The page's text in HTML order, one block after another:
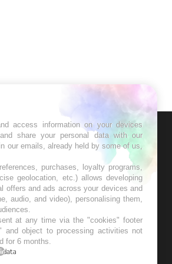
access information on your devices
share your personal data with our
our emails, already held by some of us,
purchases, loyalty programs,
geolocation, etc.) allows developing
offers and ads across your devices and
audio, and video), personalising them,
at any time via the "cookies" footer
and object to processing activities not
for 6 months.